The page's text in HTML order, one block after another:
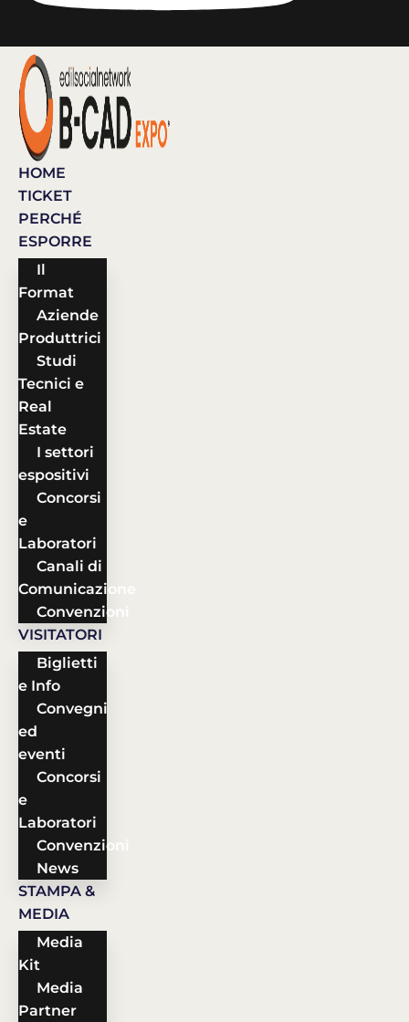
HOME
TICKET
PERCHÉ
ESPORRE
Il
Format
Aziende
Produttrici
Studi
Tecnici e
Real
Estate
I settori
espositivi
Concorsi
e
Laboratori
Canali di
Comunicazione
Convenzioni
VISITATORI
Biglietti
e Info
Convegni
ed
eventi
Concorsi
e
Laboratori
Convenzioni
News
STAMPA &
MEDIA
Media
Kit
Media
Partner